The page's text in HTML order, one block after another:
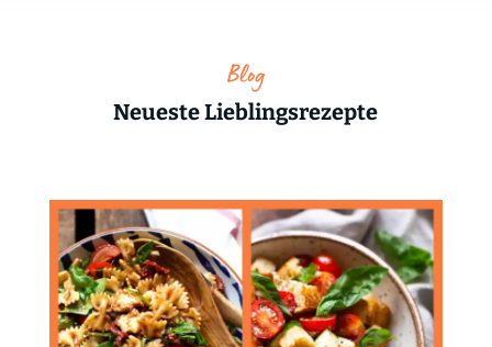
Blog
Neueste Lieblingsrezepte